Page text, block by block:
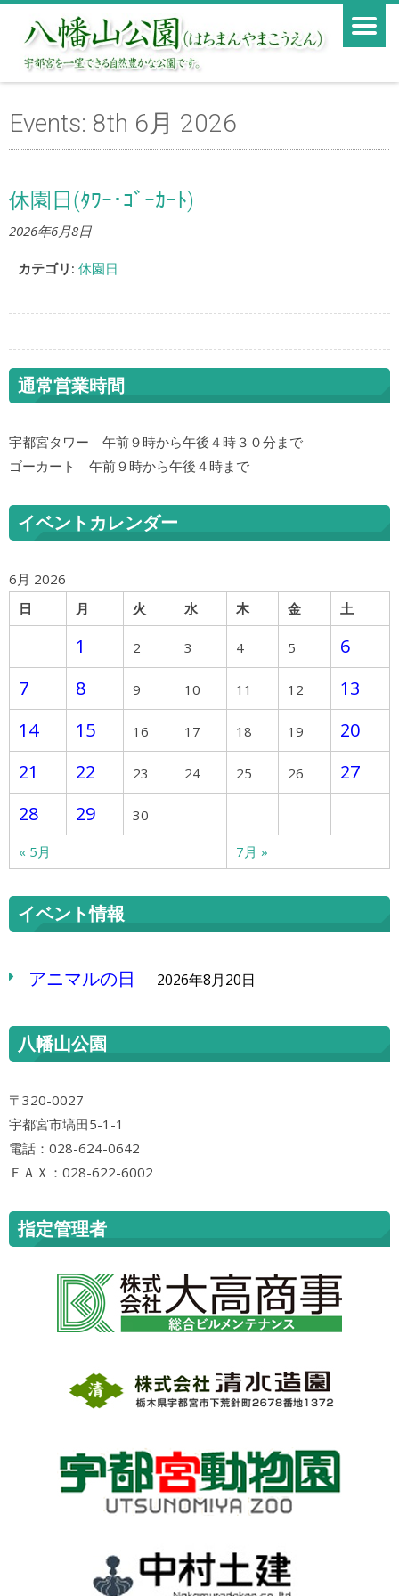
Events: 8th 6月 2026
休園日(ﾀﾜｰ･ｺﾞｰｶｰﾄ)
2026年6月8日
カテゴリ: 休園日
通常営業時間
宇都宮タワー 午前９時から午後４時３０分まで
ゴーカート 午前９時から午後４時まで
イベントカレンダー
6月 2026
日
月 火 水 木 金 土
1 2 3 4 5
6
7
8 9 10 11 12
13
14
15 16 17 18 19
20
21
22 23 24 25 26
27
28
29 30
« 5月 7月 »
イベント情報
アニマルの日 2026年8月20日
八幡山公園
〒320-0027
宇都宮市塙田5-1-1
電話：028-624-0642
ＦＡＸ：028-622-6002
指定管理者